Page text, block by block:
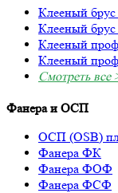
Клееный брус
Клееный
Клееный
Клееный
Смотреть все
Фанера и ОСП
ОСП (OSB)
Фанера ФК
Фанера ФОФ
Фанера ФСФ